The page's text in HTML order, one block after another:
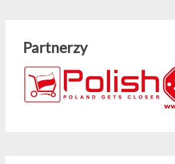
Partnerzy